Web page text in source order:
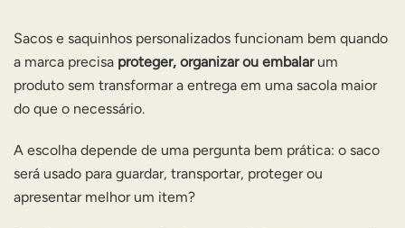
Sacos e saquinhos personalizados funcionam bem quando
a marca precisa proteger, organizar ou embalarum
produto sem transformar a entrega em uma sacola maior
do que o necessário.
A escolha depende de uma pergunta bem prática: o saco
será usado para guardar, transportar, proteger ou
apresentar melhor um item?